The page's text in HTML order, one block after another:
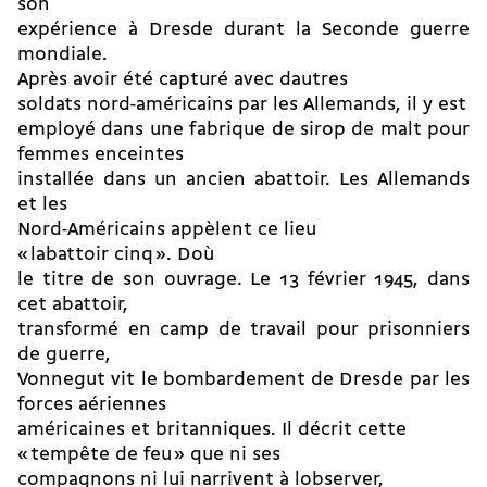
son
expérience à Dresde durant la Seconde guerre
mondiale.
Après avoir été capturé avec dautres
soldats nord-américains par les Allemands, il y est
employé dans une fabrique de sirop de malt pour
femmes enceintes
installée dans un ancien abattoir. Les Allemands
et les
Nord-Américains appèlent ce lieu
« labattoir cinq ». Doù
le titre de son ouvrage. Le 13 février 1945, dans
cet abattoir,
transformé en camp de travail pour prisonniers
de guerre,
Vonnegut vit le bombardement de Dresde par les
forces aériennes
américaines et britanniques. Il décrit cette
« tempête de feu » que ni ses
compagnons ni lui narrivent à lobserver,